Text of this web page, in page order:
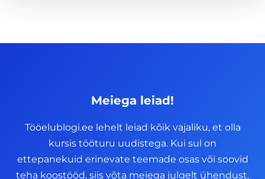
Meiega leiad!
Tööelublogi.ee lehelt leiad kõik vajaliku, et olla
kursis tööturu uudistega. Kui sul on
ettepanekuid erinevate teemade osas või soovid
teha koostööd, siis võta meiega julgelt ühendust.